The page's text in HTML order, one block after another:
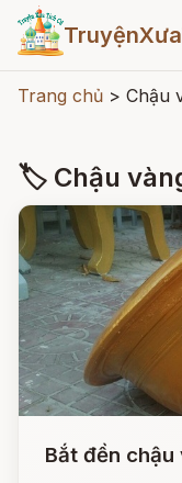
Trang chủ > Chậu
🏷 Chậu
Bắt đền chậu